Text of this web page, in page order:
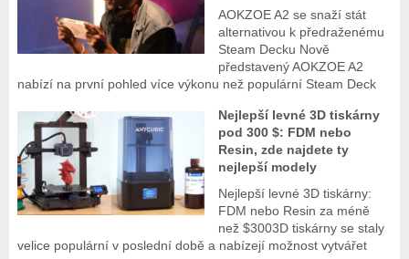
AOKZOE A2 se snaží stát
alternativou k předraženému
Steam Decku Nově
představený AOKZOE A2
nabízí na první pohled více výkonu než populární Steam Deck
Nejlepší levné 3D tiskárny
pod 300 $: FDM nebo
Resin, zde najdete ty
nejlepší modely
Nejlepší levné 3D tiskárny:
FDM nebo Resin za méně
než $3003D tiskárny se staly
velice populární v poslední době a nabízejí možnost vytvářet